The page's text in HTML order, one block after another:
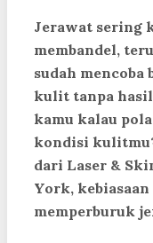
Jerawat sering
membandel,
sudah
kulit tanpa
kamu kalau
kondisi
dari Laser &
York,
memperburuk